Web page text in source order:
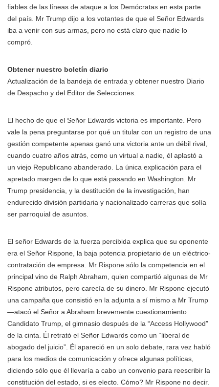
fiables de las líneas de ataque a los Demócratas en esta parte
del país. Mr Trump dijo a los votantes de que el Señor Edwards
iba a venir con sus armas, pero no está claro que nadie lo
compró.
Obtener nuestro boletín diario
Actualización de la bandeja de entrada y obtener nuestro Diario
de Despacho y del Editor de Selecciones.
El hecho de que el Señor Edwards victoria es importante. Pero
vale la pena preguntarse por qué un titular con un registro de una
gestión competente apenas ganó una victoria ante un débil rival,
cuando cuatro años atrás, como un virtual a nadie, él aplastó a
un viejo Republicano abanderado. La única explicación para el
apretado margen de lo que está pasando en Washington. Mr
Trump presidencia, y la destitución de la investigación, han
endurecido división partidaria y nacionalizado carreras que solía
ser parroquial de asuntos.
El señor Edwards de la fuerza percibida explica que su oponente
era el Señor Rispone, la baja potencia propietario de un eléctrico-
contratación de empresa. Mr Rispone sólo la competencia en el
principal vino de Ralph Abraham, quien compartió algunas de Mr
Rispone atributos, pero carecía de su dinero. Mr Rispone ejecutó
una campaña que consistió en la adjunta a sí mismo a Mr Trump
—atacó el Señor a Abraham brevemente cuestionamiento
Candidato Trump, el gimnasio después de la “Access Hollywood”
de la cinta. Él retrató el Señor Edwards como un “liberal de
abogado del juicio”. Él apareció en un solo debate, rara vez habló
para los medios de comunicación y ofrece algunas políticas,
diciendo sólo que él llevaría a cabo un convenio para reescribir la
constitución del estado, si es electo. Cómo? Mr Rispone no decir.